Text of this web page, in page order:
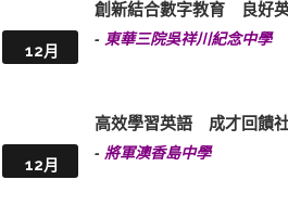
12月
創新結合數字教育 良好
- 東華三院吳祥川紀念中學
12月
高效學習英語 成才回饋
- 將軍澳香島中學